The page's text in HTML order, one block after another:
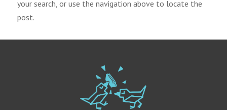
your search, or use the navigation above to locate the
post.